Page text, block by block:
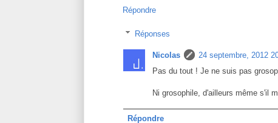
Répondre
Réponses
Nicolas
24 septembre, 2012
Pas du tout ! Je ne suis pas
Ni grosophile, d'ailleurs même s'il
Répondre